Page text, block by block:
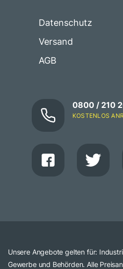
Datenschutz
Versand
AGB
0800 / 210
KOSTENLOS
Unsere Angebote gelten für:
Gewerbe und Behörden. Alle